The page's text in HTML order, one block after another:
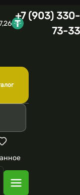
+7 (903) 330-
73-33